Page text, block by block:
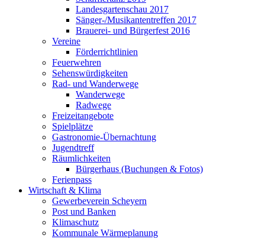
Landesgartenschau 2017
Sänger-/Musikantentreffen 2017
Brauerei- und Bürgerfest 2016
Vereine
Förderrichtlinien
Feuerwehren
Sehenswürdigkeiten
Rad- und Wanderwege
Wanderwege
Radwege
Freizeitangebote
Spielplätze
Gastronomie-Übernachtung
Jugendtreff
Räumlichkeiten
Bürgerhaus (Buchungen & Fotos)
Ferienpass
Wirtschaft & Klima
Gewerbeverein Scheyern
Post und Banken
Klimaschutz
Kommunale Wärmeplanung